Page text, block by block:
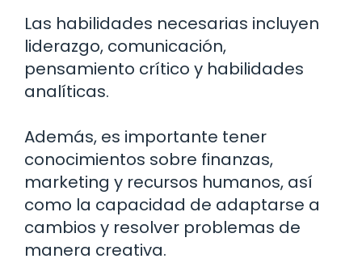
Las habilidades necesarias incluyen
liderazgo, comunicación,
pensamiento crítico y habilidades
analíticas.
Además, es importante tener
conocimientos sobre finanzas,
marketing y recursos humanos, así
como la capacidad de adaptarse a
cambios y resolver problemas de
manera creativa.